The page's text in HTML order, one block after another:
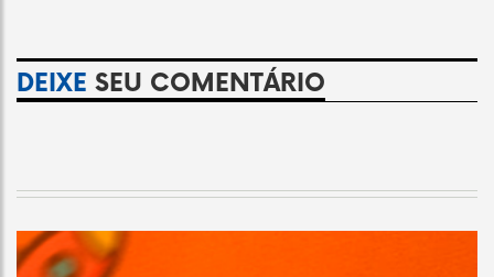
DEIXE SEU COMENTÁRIO